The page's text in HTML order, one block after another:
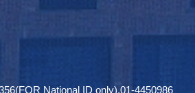
National ID only),01-4450986